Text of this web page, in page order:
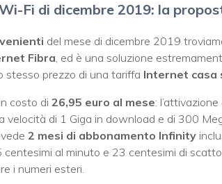
Fi di dicembre 2019: la
del mese di dicembre 2019
Fibra, ed è una soluzione
stesso prezzo di una tariffa Internet casa
costo di 26,95 euro al mese:
velocità di 1 Giga in download e di 300
2 mesi di abbonamento Infinity
centesimi al minuto e 23 centesimi di
i numeri esteri.